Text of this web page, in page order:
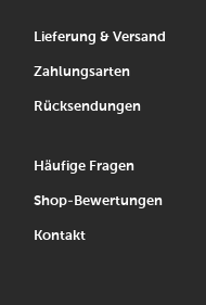
Lieferung & Versand
Zahlungsarten
Rücksendungen
Häufige Fragen
Shop-Bewertungen
Kontakt